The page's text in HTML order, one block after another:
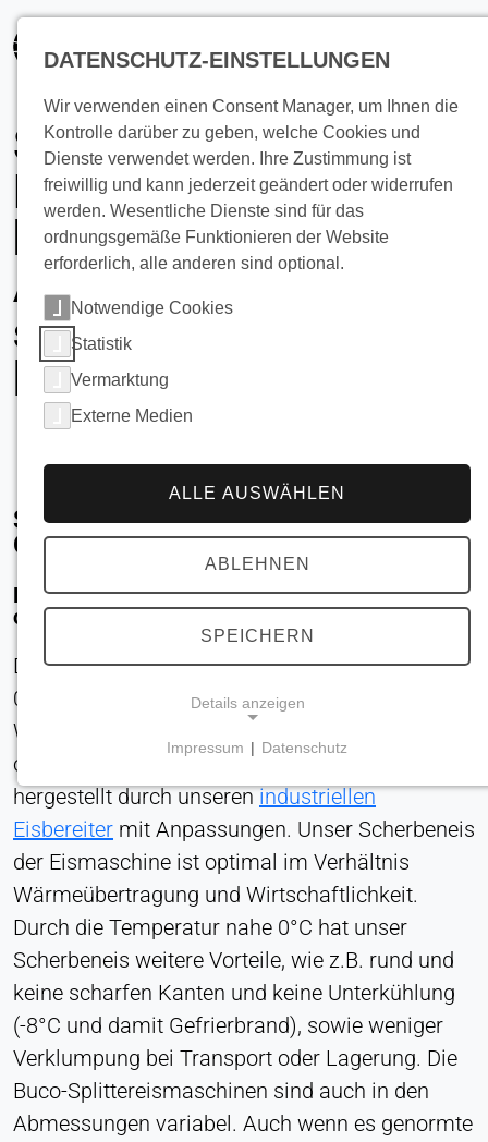
springen
Sie müssen
Lebensmittel mit
hohen hygienischen
Anforderungen so
schnell wie möglich
kühlen?
Sie wollen Lebensmittel nahe dem
Gefrierpunkt kühlen?
Dies soll so schnell wie möglich und dennoch
ohne Gefrierschäden geschehen?
Dann ist die Verwendung von Eiswasser bei
0,5°C, damit das Produkt nicht gefriert und die
Wahl unseres offenen Falling Film Chillers ideal
oder auch die Verwendung von -0,5°C Eis,
hergestellt durch unserenindustriellen
Eisbereiter mit Anpassungen. Unser Scherbeneis
der Eismaschine ist optimal im Verhältnis
Wärmeübertragung und Wirtschaftlichkeit.
Durch die Temperatur nahe 0°C hat unser
Scherbeneis weitere Vorteile, wie z.B. rund und
keine scharfen Kanten und keine Unterkühlung
(-8°C und damit Gefrierbrand), sowie weniger
Verklumpung bei Transport oder Lagerung. Die
Buco-Splittereismaschinen sind auch in den
Abmessungen variabel. Auch wenn es genormte
DATENSCHUTZ-EINSTELLUNGEN
Wir verwenden einen Consent Manager, um Ihnen die
Kontrolle darüber zu geben, welche Cookies und
Dienste verwendet werden. Ihre Zustimmung ist
freiwillig und kann jederzeit geändert oder widerrufen
werden. Wesentliche Dienste sind für das
ordnungsgemäße Funktionieren der Website
erforderlich, alle anderen sind optional.
Notwendige Cookies
Statistik
Vermarktung
Externe Medien
ALLE AUSWÄHLEN
ABLEHNEN
SPEICHERN
Details anzeigen
Erforderlich für Kernfunktionen der Website wie
Navigation und Speicherung von
Datenschutzeinstellungen. Diese Cookies können
nicht deaktiviert werden.
Cookie_Zustimmung
Zustimmung
Anbieter:
Heat Transfer Technology
Zweck:
Speichert Ihre Datenschutzeinstellungen
Impressum | Datenschutz